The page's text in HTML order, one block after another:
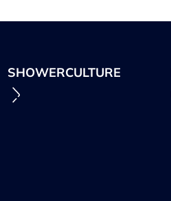
SHOWERCULTURE